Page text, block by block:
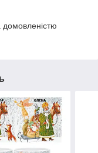
домовленістю